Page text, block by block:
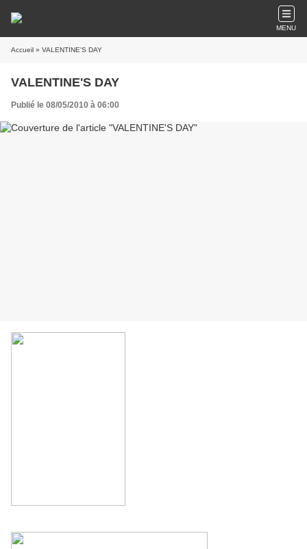
MENU
Accueil » VALENTINE'S DAY
VALENTINE'S DAY
Publié le 08/05/2010 à 06:00